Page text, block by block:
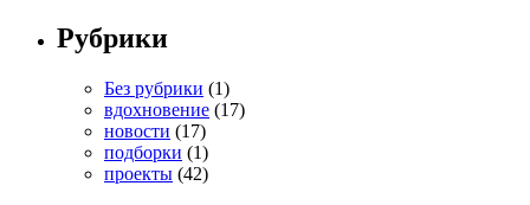
Рубрики
Без рубрики (1)
вдохновение (17)
новости (17)
подборки (1)
проекты (42)